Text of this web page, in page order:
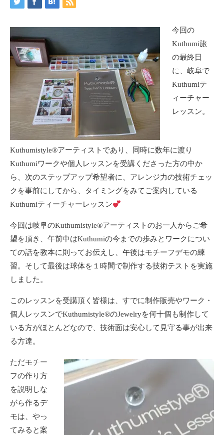
今回の
Kuthumi旅
の最終日
に、岐阜で
Kuthumiテ
ィーチャー
レッスン。
Kuthumistyle®アーティストであり、同時に数年に渡り
Kuthumiワークや個人レッスンを受講くださった方の中か
ら、次のステップアップ希望者に、アレンジ力の技術チェッ
クを事前にしてから、タイミングをみてご案内している
Kuthumiティーチャーレッスン
今回は岐阜のKuthumistyle®アーティストのお一人からご希
望を頂き、午前中はKuthumiの今までの歩みとワークについ
ての話を教本に則ってお伝えし、午後はモチーフデモの練
習。そして最後は球体を１時間で制作する技術テストを実施
しました。
このレッスンを受講頂く皆様は、すでに制作販売やワーク・
個人レッスンでKuthumistyle®のJewelryを何十個も制作して
いる方がほとんどなので、技術面は安心して見守る事が出来
る方達。
ただモチー
フの作り方
を説明しな
がら作るデ
モは、やっ
てみると案